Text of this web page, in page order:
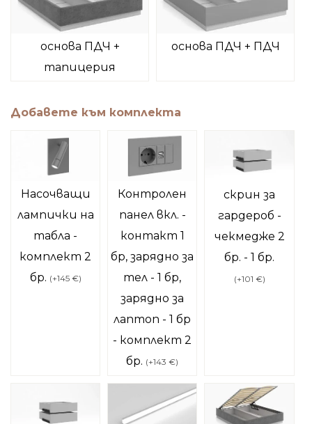
основа ПДЧ +
тапицерия
основа ПДЧ + ПДЧ
Добавете към комплекта
Насочващи
лампички на
табла -
комплект 2
бр. (+145 €)
Контролен
панел вкл. -
контакт 1
бр, зарядно за
тел - 1 бр,
зарядно за
лаптоп - 1 бр
- комплект 2
бр. (+143 €)
скрин за
гардероб -
чекмедже 2
бр. - 1 бр.
(+101 €)